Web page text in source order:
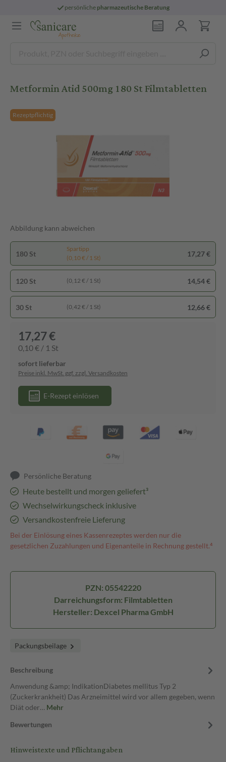
persönliche pharmazeutische Beratung
Metformin Atid 500mg 180 St Filmtabletten
Rezeptpflichtig
Abbildung kann abweichen
180 St
Spartipp
(0,10 € / 1 St)
17,27 €
120 St (0,12 € / 1 St) 14,54 €
30 St (0,42 € / 1 St) 12,66 €
17,27 €
0,10 € / 1 St
sofort lieferbar
Preise inkl. MwSt. ggf. zzgl. Versandkosten
E-Rezept einlösen
Persönliche Beratung
Heute bestellt und morgen geliefert³
Wechselwirkungscheck inklusive
Versandkostenfreie Lieferung
Bei der Einlösung eines Kassenrezeptes werden nur die
gesetzlichen Zuzahlungen und Eigenanteile in Rechnung gestellt.⁴
PZN: 05542220
Darreichungsform: Filmtabletten
Hersteller: Dexcel Pharma GmbH
Packungsbeilage
Beschreibung
Anwendung &amp; IndikationDiabetes mellitus Typ 2
(Zuckerkrankheit) Das Arzneimittel wird vor allem gegeben, wenn
Diät oder… Mehr
Bewertungen
Hinweistexte und Pflichtangaben